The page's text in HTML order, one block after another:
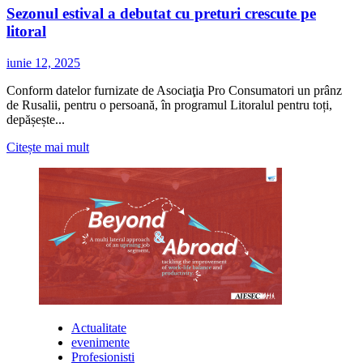
soluții
2026
Sezonul estival a debutat cu preturi crescute pe
litoral
iunie 12, 2025
Conform datelor furnizate de Asociaţia Pro Consumatori un prânz
de Rusalii, pentru o persoană, în programul Litoralul pentru toți,
depășește...
Citește mai multCitește
multe
Sezonul
estival
debutat
cu
preturi
crescute
pe
litoral
Actualitate
evenimente
Profesionisti